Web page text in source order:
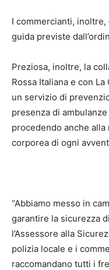
I commercianti,
guida previste
Preziosa, inoltre, la
Rossa Italiana e con
un servizio di
presenza di
procedendo anche
corporea di ogni
“Abbiamo messo in
garantire la sicurezza
l’Assessore alla
polizia locale e i
raccomandano tutti i